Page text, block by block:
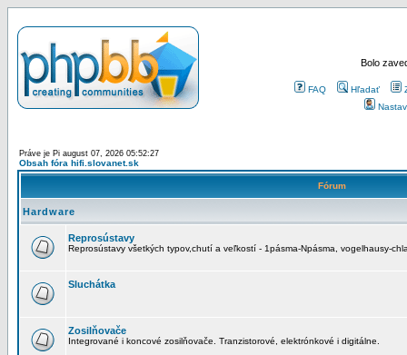
Bolo
FAQ Hľadať
Práve je Pi august 07, 2026 05:52:27
Obsah fóra hifi.slovanet.sk
Fórum
Hardware
Reprosústavy
Reprosústavy všetkých typov,chutí a veľkostí - 1pásma-Npásma, vogelhausy-
Sluchátka
Zosilňovače
Integrované i koncové zosilňovače. Tranzistorové, elektrónkové i digitálne.